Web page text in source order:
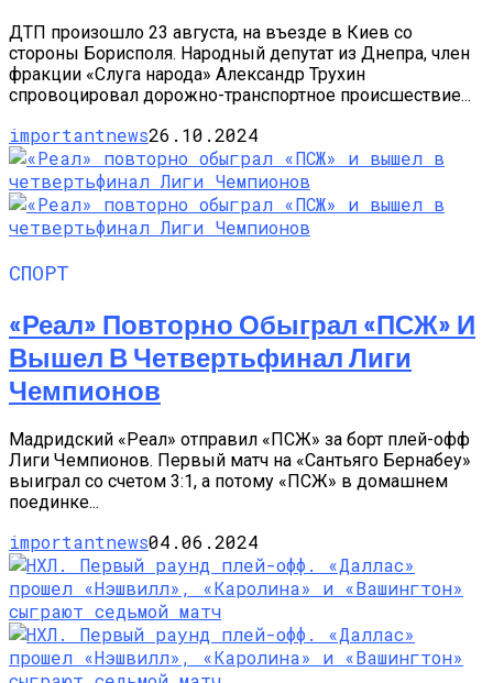
ДТП произошло 23 августа, на въезде в Киев со
стороны Борисполя. Народный депутат из Днепра, член
фракции «Слуга народа» Александр Трухин
спровоцировал дорожно-транспортное происшествие...
importantnews26.10.2024
СПОРТ
«Реал» Повторно Обыграл «ПСЖ» И
Вышел В Четвертьфинал Лиги
Чемпионов
Мадридский «Реал» отправил «ПСЖ» за борт плей-офф
Лиги Чемпионов. Первый матч на «Сантьяго Бернабеу»
выиграл со счетом 3:1, а потому «ПСЖ» в домашнем
поединке...
importantnews04.06.2024